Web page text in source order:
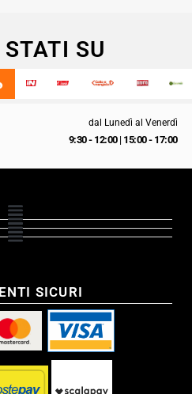
SU
dal Lunedì al Venerdì
9:30 - 12:00| 15:00 - 17:00
SICURI